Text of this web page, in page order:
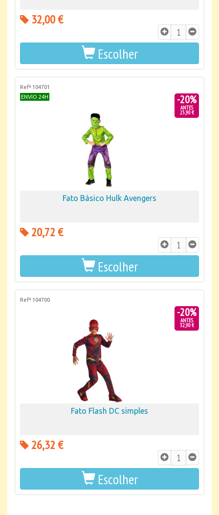
32,00 €
Escolher
Refª 104701
ENVIO 24H
-20%
ANTES
25,90 €
Fato Básico Hulk Avengers
20,72 €
Escolher
Refª 104700
-20%
ANTES
32,90 €
Fato Flash DC simples
26,32 €
Escolher